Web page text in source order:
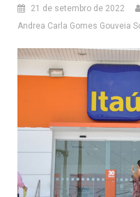
21 de setembro de 2022
Andrea Carla Gomes Gouveia